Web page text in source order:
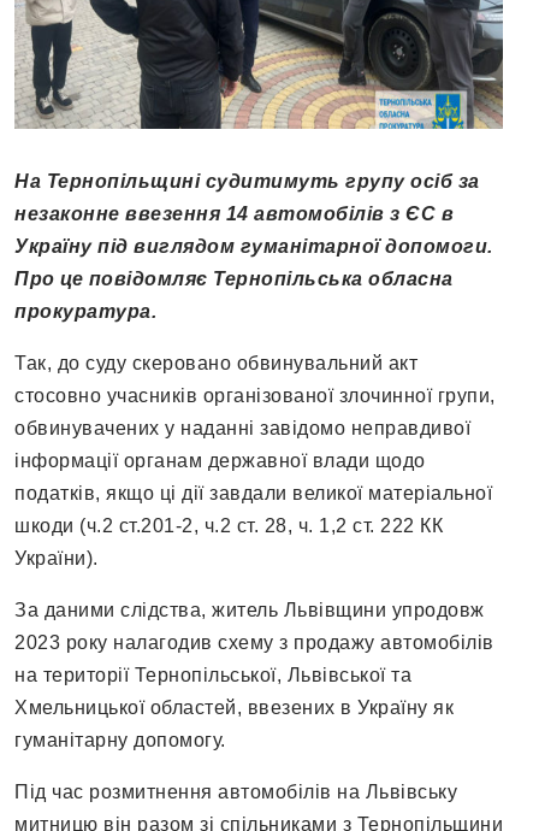
На Тернопільщині судитимуть групу осіб за
незаконне ввезення 14 автомобілів з ЄС в
Україну під виглядом гуманітарної допомоги.
Про це повідомляє Тернопільська обласна
прокуратура.
Так, до суду скеровано обвинувальний акт
стосовно учасників організованої злочинної групи,
обвинувачених у наданні завідомо неправдивої
інформації органам державної влади щодо
податків, якщо ці дії завдали великої матеріальної
шкоди (ч.2 ст.201-2, ч.2 ст. 28, ч. 1,2 ст. 222 КК
України).
За даними слідства, житель Львівщини упродовж
2023 року налагодив схему з продажу автомобілів
на території Тернопільської, Львівської та
Хмельницької областей, ввезених в Україну як
гуманітарну допомогу.
Під час розмитнення автомобілів на Львівську
митницю він разом зі спільниками з Тернопільщини